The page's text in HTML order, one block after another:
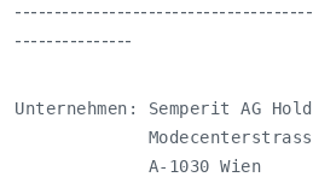
---------------
Unternehmen: Semperit AG
             A-1030 Wien